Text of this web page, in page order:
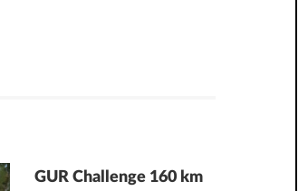
GUR Challenge 160 km